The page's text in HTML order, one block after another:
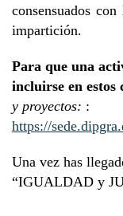
consensuados
impartición.
Para que una
incluirse en estos
y proyectos: :
https://
Una vez has
“IGUALDAD y